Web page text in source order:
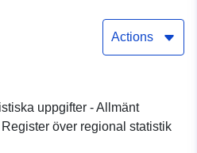
Actions
uppgifter - Allmänt
över regional statistik